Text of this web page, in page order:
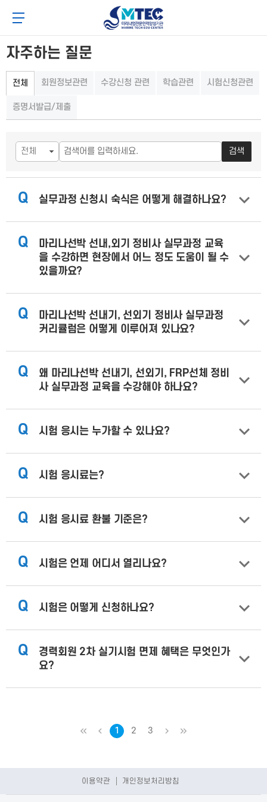
로
가
기
로
가
기
메뉴 버튼
4CSoft
자주하는 질문
전체 회원정보관련 수강신청 관련 학습관련 시험신청관련
증명서발급/제출
검색
Q 실무과정 신청시 숙식은 어떻게 해결하나요?
Q
마리나선박 선내,외기 정비사 실무과정 교육
을 수강하면 현장에서 어느 정도 도움이 될 수
있을까요?
Q
마리나선박 선내기, 선외기 정비사 실무과정
커리큘럼은 어떻게 이루어져 있나요?
Q
왜 마리나선박 선내기, 선외기, FRP선체 정비
사 실무과정 교육을 수강해야 하나요?
Q 시험 응시는 누가할 수 있나요?
Q 시험 응시료는?
Q 시험 응시료 환불 기준은?
Q 시험은 언제 어디서 열리나요?
Q 시험은 어떻게 신청하나요?
Q
경력회원 2차 실기시험 면제 혜택은 무엇인가
요?
처음이전1 2 3 다음마지막
이용약관 개인정보처리방침